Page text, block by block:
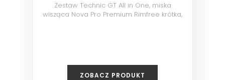
Zestaw Technic GT All in One, miska
wisząca Nova Pro Premium Rimfree krótka,
ZOBACZ PRODUKT